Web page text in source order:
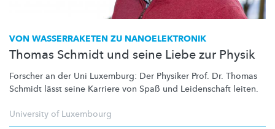
VON WASSERRAKETEN ZU NANOELEKTRONIK
Thomas Schmidt und seine Liebe zur Physik
Forscher an der Uni Luxemburg: Der Physiker Prof. Dr. Thomas
Schmidt lässt seine Karriere von Spaß und Leidenschaft leiten.
University of Luxembourg